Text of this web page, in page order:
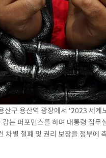
구 용산역 광장에서 ‘2023 세
는 퍼포먼스를 하며 대통령 집
차별 철폐 및 권리 보장을 정부에